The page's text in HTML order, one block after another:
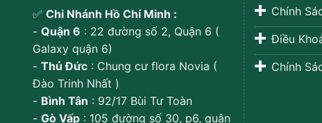
✅ Chi Nhánh Hồ Chí Minh :
- Quận 6 : 22 đường số 2, Quận 6 (
Galaxy quận 6)
- Thủ Đức : Chung cư flora Novia (
Đào Trinh Nhất )
- Bình Tân : 92/17 Bùi Tư Toàn
- Gò Vấp : 105 đường số 30, p6, quận
Chính
Điều
Chính